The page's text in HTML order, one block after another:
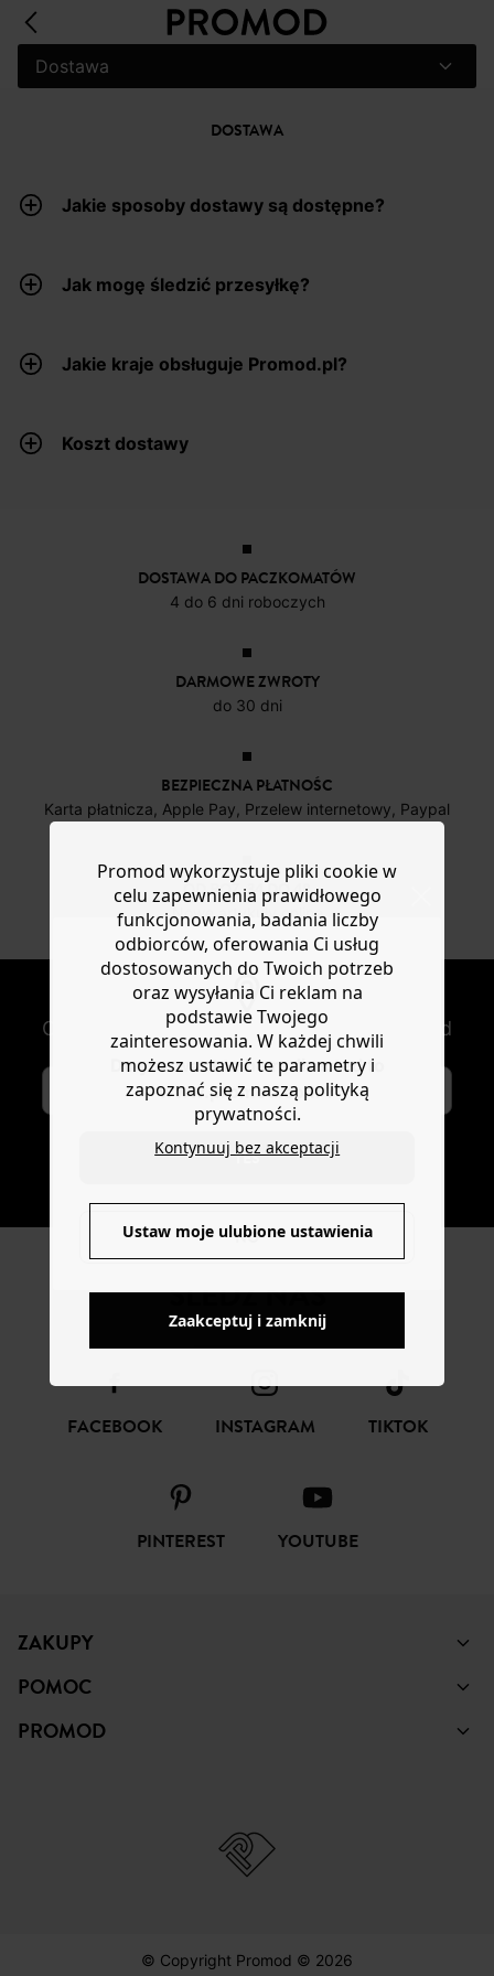
Do you want to be redirected to
www.promod.com ?
YES
NO
Dostawa
DOSTAWA
Jakie sposoby dostawy są dostępne?
Jak mogę śledzić przesyłkę?
Jakie kraje obsługuje Promod.pl?
Koszt dostawy
DOSTAWA DO PACZKOMATÓW
4 do 6 dni roboczych
DARMOWE ZWROTY
do 30 dni
BEZPIECZNA PŁATNOŚC
Karta płatnicza, Apple Pay, Przelew internetowy, Paypal
OD ROZ. 34 DO 48
Nowe artykuły online
NEWSLETTER
Otrzymuj nowości modowe i oferty Promod
ŚLEDŹ NAS
FACEBOOK INSTAGRAM TIKTOK
PINTEREST YOUTUBE
ZAKUPY
POMOC
PROMOD
© Copyright Promod © 2026
Promod wykorzystuje pliki cookie w
celu zapewnienia prawidłowego
funkcjonowania, badania liczby
odbiorców, oferowania Ci usług
dostosowanych do Twoich potrzeb
oraz wysyłania Ci reklam na
podstawie Twojego
zainteresowania. W każdej chwili
możesz ustawić te parametry i
zapoznać się z naszą polityką
prywatności.
Kontynuuj bez akceptacji
Ustaw moje ulubione ustawienia
Zaakceptuj i zamknij